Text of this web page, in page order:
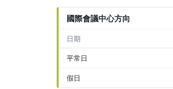
國際會議中心方向
日期
平常日
假日